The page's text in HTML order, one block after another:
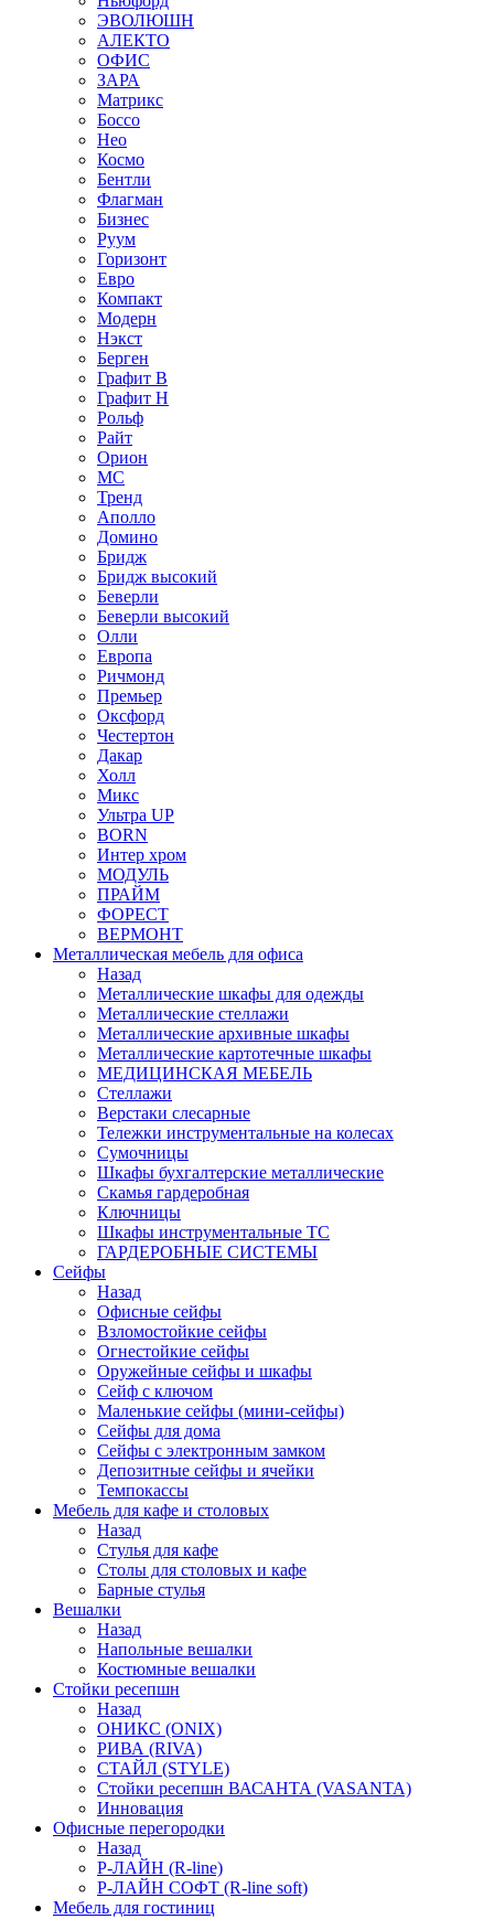
ЭВОЛЮШН
АЛЕКТО
ОФИС
ЗАРА
Матрикс
Боссо
Нео
Космо
Бентли
Флагман
Бизнес
Руум
Горизонт
Евро
Компакт
Модерн
Нэкст
Берген
Графит В
Графит Н
Рольф
Райт
Орион
МС
Тренд
Аполло
Домино
Бридж
Бридж высокий
Беверли
Беверли высокий
Олли
Европа
Ричмонд
Премьер
Оксфорд
Честертон
Дакар
Холл
Микс
Ультра UP
BORN
Интер хром
МОДУЛЬ
ПРАЙМ
ФОРЕСТ
ВЕРМОНТ
Металлическая мебель для офиса
Назад
Металлические шкафы для одежды
Металлические стеллажи
Металлические архивные шкафы
Металлические картотечные шкафы
МЕДИЦИНСКАЯ МЕБЕЛЬ
Стеллажи
Верстаки слесарные
Тележки инструментальные на колесах
Сумочницы
Шкафы бухгалтерские металлические
Скамья гардеробная
Ключницы
Шкафы инструментальные ТС
ГАРДЕРОБНЫЕ СИСТЕМЫ
Сейфы
Назад
Офисные сейфы
Взломостойкие сейфы
Огнестойкие сейфы
Оружейные сейфы и шкафы
Сейф с ключом
Маленькие сейфы (мини-сейфы)
Сейфы для дома
Сейфы с электронным замком
Депозитные сейфы и ячейки
Темпокассы
Мебель для кафе и столовых
Назад
Стулья для кафе
Столы для столовых и кафе
Барные стулья
Вешалки
Назад
Напольные вешалки
Костюмные вешалки
Стойки ресепшн
Назад
ОНИКС (ONIX)
РИВА (RIVA)
СТАЙЛ (STYLE)
Стойки ресепшн ВАСАНТА (VASANTA)
Инновация
Офисные перегородки
Назад
Р-ЛАЙН (R-line)
Р-ЛАЙН СОФТ (R-line soft)
Мебель для гостиниц